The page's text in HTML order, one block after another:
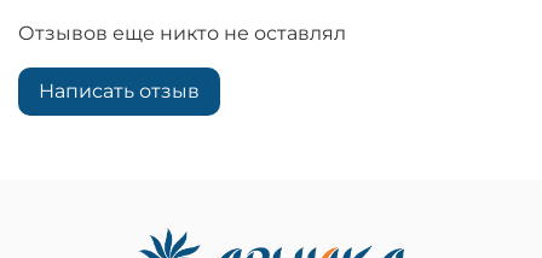
Отзывов еще никто не оставлял
Написать отзыв